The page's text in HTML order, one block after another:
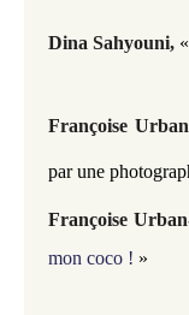
Dina Sahyouni, «
Françoise
par une
Françoise
mon coco ! »